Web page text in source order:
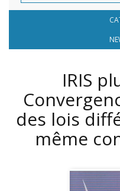
IRIS
des lois
même